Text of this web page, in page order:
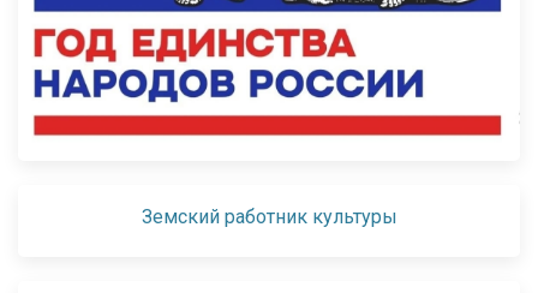
Земский работник культуры